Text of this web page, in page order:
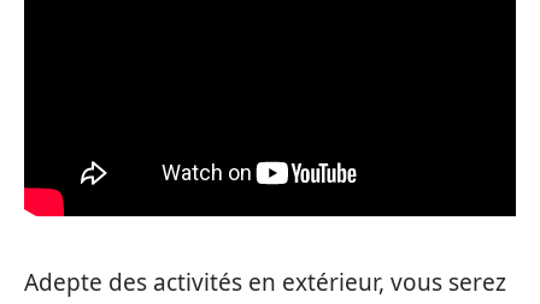
Adepte des activités en extérieur, vous serez